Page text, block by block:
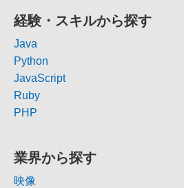
経験・スキルから探す
Java
Python
JavaScript
Ruby
PHP
業界から探す
映像